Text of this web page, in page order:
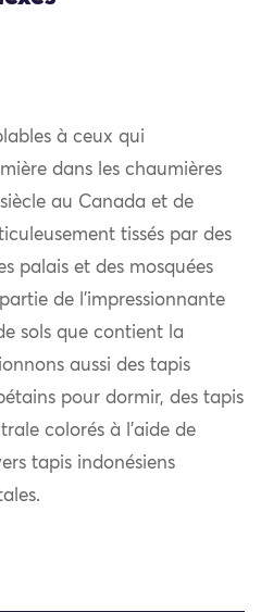
à ceux qui
dans les chaumières
au Canada et de
tissés par des
palais et des mosquées
de l’impressionnante
sols que contient la
aussi des tapis
pour dormir, des tapis
colorés à l’aide de
tapis indonésiens